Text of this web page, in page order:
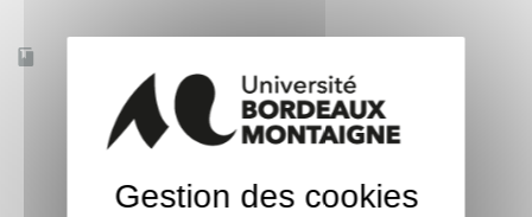
Gestion des cookies